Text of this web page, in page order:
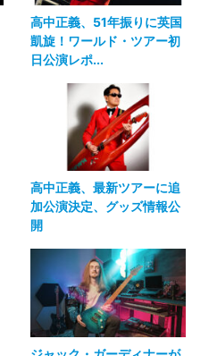
高中正義、51年振りに英国
凱旋！ワールド・ツアー初
日公演レポ...
高中正義、最新ツアーに追
加公演決定、グッズ情報公
開